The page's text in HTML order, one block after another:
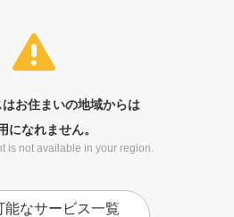
お住まいの地域からは
になれません。
is not available in your region.
能なサービス一覧